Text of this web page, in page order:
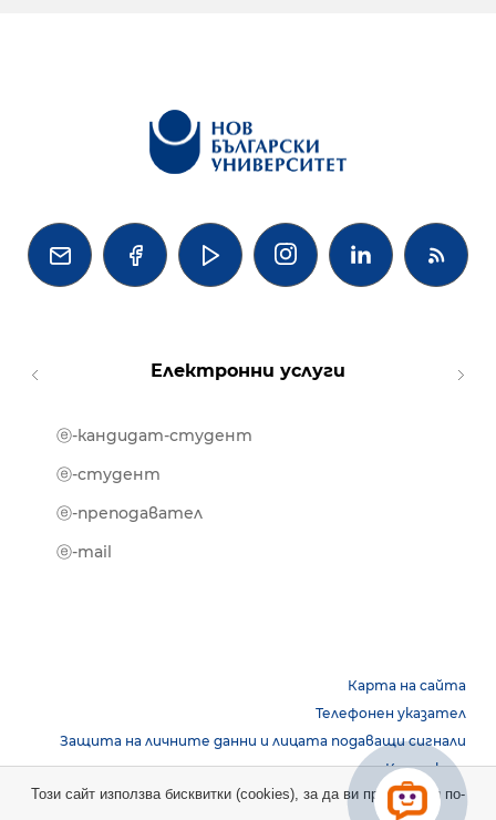
   
Електронни услуги
ⓔ-кандидат-студент
ⓔ-студент
ⓔ-преподавател
ⓔ-mail
Карта на сайта
Телефонен указател
Защита на личните данни и лицата подаващи сигнали
Контакти
Този сайт използва бисквитки (cookies), за да ви предостави по-